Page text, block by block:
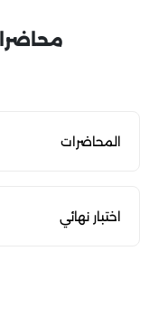
المحاضرات
اختبار نهائي